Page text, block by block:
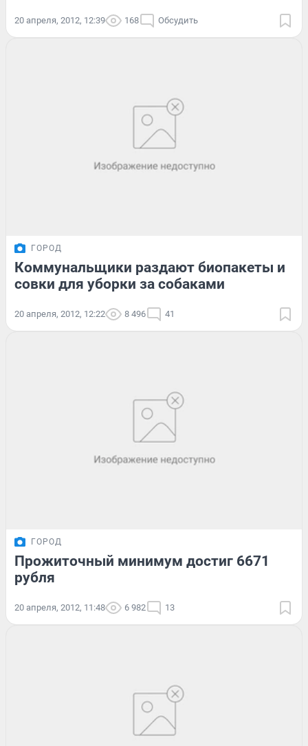
20 апреля, 2012, 12:39 168 Обсудить
ГОРОД
Коммунальщики раздают биопакеты и
совки для уборки за собаками
20 апреля, 2012, 12:22 8 496 41
ГОРОД
Прожиточный минимум достиг 6671
рубля
20 апреля, 2012, 11:48 6 982 13